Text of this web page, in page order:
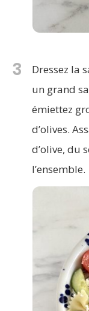
3
Dressez la
un grand
émiettez
d’olives.
d’olive, du
l’ensemble.